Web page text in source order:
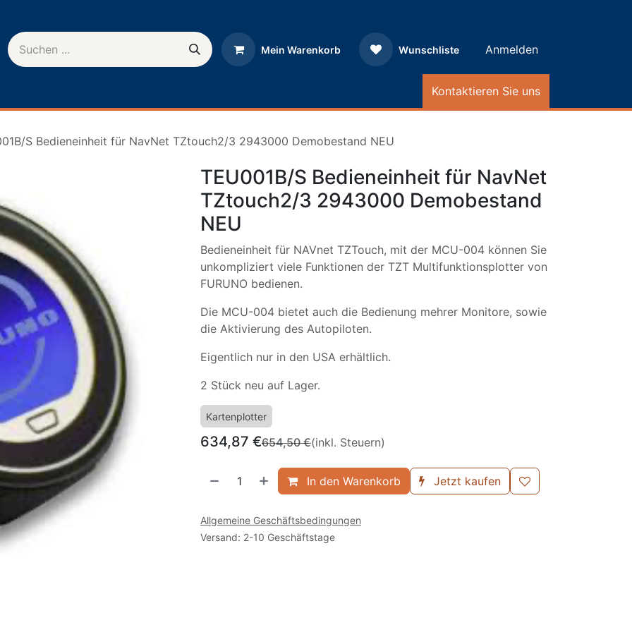
Mein Warenkorb Wunschliste Anmelden
Kontaktieren Sie uns
S Bedieneinheit für NavNet TZtouch2/3 2943000 Demobestand NEU
TEU001B/S Bedieneinheit für NavNet
TZtouch2/3 2943000 Demobestand
NEU
Bedieneinheit für NAVnet TZTouch, mit der MCU-004 können Sie
unkompliziert viele Funktionen der TZT Multifunktionsplotter von
FURUNO bedienen.
Die MCU-004 bietet auch die Bedienung mehrer Monitore, sowie
die Aktivierung des Autopiloten.
Eigentlich nur in den USA erhältlich.
2 Stück neu auf Lager.
Kartenplotter
634,87 €654,50€(inkl. Steuern)
In den Warenkorb Jetzt kaufen
Allgemeine Geschäftsbedingungen
Versand: 2-10 Geschäftstage